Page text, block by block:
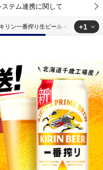
ステム連携に関して
キリン一番搾り生ビール＜北海道千歳
+1